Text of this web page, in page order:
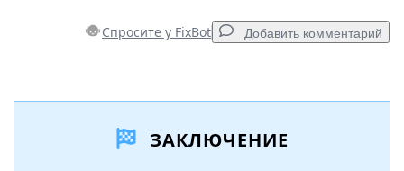
Спросите у FixBot Добавить комментарий
Добавить комментарий
ЗАКЛЮЧЕНИЕ